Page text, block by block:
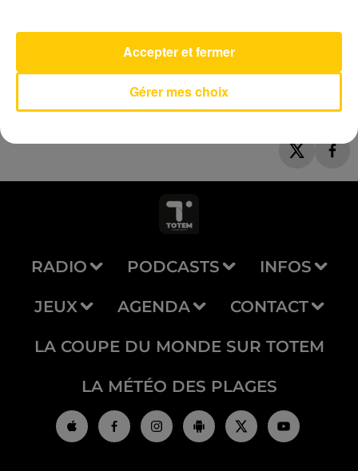
TEMPER CITY
RADIO PODCASTS INFOS
JEUX AGENDA CONTACT
LA COUPE DU MONDE SUR TOTEM
LA MÉTÉO DES PLAGES
Gérer mes choix
Accepter et fermer